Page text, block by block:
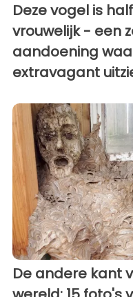
Deze vogel is
vrouwelijk - een
aandoening
extravagant
De andere kant